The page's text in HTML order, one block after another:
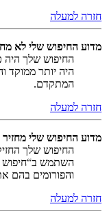
חזרה למעלה
מדוע החיפוש שלי לא
החיפוש שלך היה
היה יותר ממוקד
המתקדם.
חזרה למעלה
מדוע החיפוש שלי
החיפוש שלך
השתמש ב“חיפוש
והפורומים בהם
חזרה למעלה